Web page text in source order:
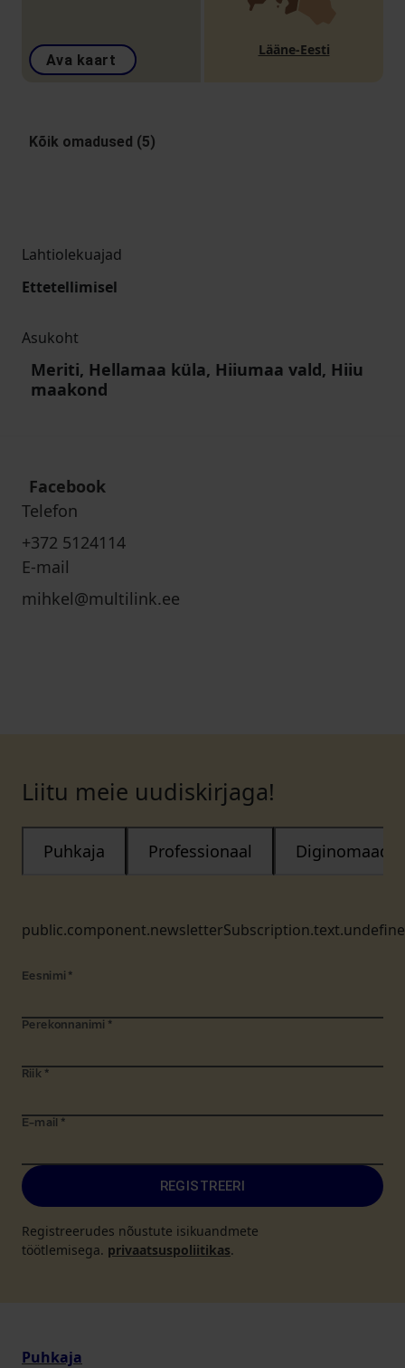
Ava kaart
Lääne-Eesti
Kõik omadused (5)
Lahtiolekuajad
Ettetellimisel
Asukoht
Meriti, Hellamaa küla, Hiiumaa vald, Hiiu
maakond
Facebook
Telefon
+372 5124114
E-mail
mihkel@multilink.ee
Liitu meie uudiskirjaga!
Puhkaja Professionaal Diginomaad
Eesnimi *
Perekonnanimi *
Riik *
E-mail *
REGISTREERI
Registreerudes nõustute isikuandmete
töötlemisega. privaatsuspoliitikas.
Puhkaja